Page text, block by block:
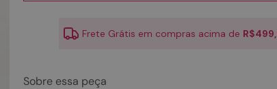
Frete Grátis em compras acima de
Sobre essa peça